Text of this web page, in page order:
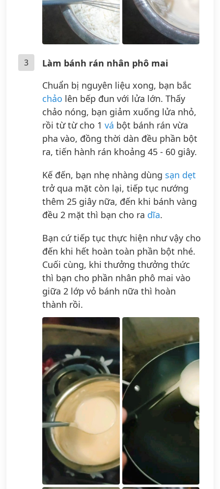
3
Làm bánh rán nhân phô mai
Chuẩn bị nguyên liệu xong, bạn bắc
chảo lên bếp đun với lửa lớn. Thấy
chảo nóng, bạn giảm xuống lửa nhỏ,
rồi từ từ cho 1 vá bột bánh rán vừa
pha vào, đồng thời dàn đều phần bột
ra, tiến hành rán khoảng 45 - 60 giây.
Kế đến, bạn nhẹ nhàng dùng sạn dẹt
trở qua mặt còn lại, tiếp tục nướng
thêm 25 giây nữa, đến khi bánh vàng
đều 2 mặt thì bạn cho ra dĩa.
Bạn cứ tiếp tục thực hiện như vậy cho
đến khi hết hoàn toàn phần bột nhé.
Cuối cùng, khi thưởng thưởng thức
thì bạn cho phần nhân phô mai vào
giữa 2 lớp vỏ bánh nữa thì hoàn
thành rồi.